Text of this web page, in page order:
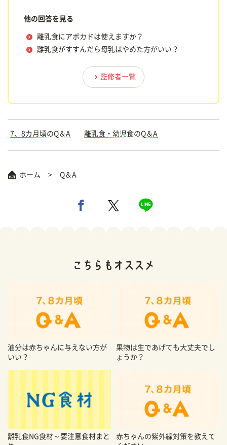
他の回答を見る
離乳食にアボカドは使えますか？
離乳食がすすんだら母乳はやめた方がいい？
監修者一覧
7、8カ月頃のQ＆A 離乳食・幼児食のQ＆A
ホーム Q＆A
油分は赤ちゃんに与えない方が
いい？
果物は生であげても大丈夫でし
ょうか？
離乳食NG食材～要注意食材まと
赤ちゃんの紫外線対策を教えて